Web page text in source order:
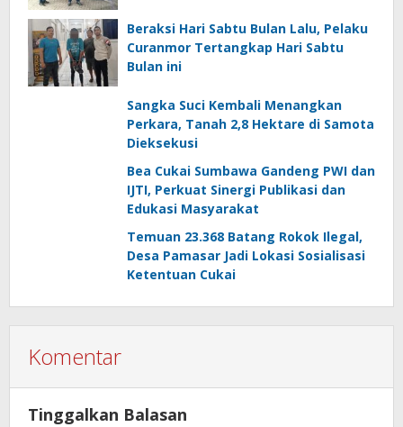
Beraksi Hari Sabtu Bulan Lalu, Pelaku
Curanmor Tertangkap Hari Sabtu
Bulan ini
Sangka Suci Kembali Menangkan
Perkara, Tanah 2,8 Hektare di Samota
Dieksekusi
Bea Cukai Sumbawa Gandeng PWI dan
IJTI, Perkuat Sinergi Publikasi dan
Edukasi Masyarakat
Temuan 23.368 Batang Rokok Ilegal,
Desa Pamasar Jadi Lokasi Sosialisasi
Ketentuan Cukai
Komentar
Tinggalkan Balasan